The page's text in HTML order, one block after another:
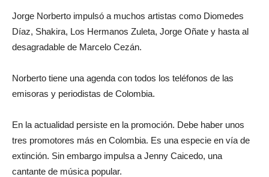
Jorge Norberto impulsó a muchos artistas como Diomedes
Díaz, Shakira, Los Hermanos Zuleta, Jorge Oñate y hasta al
desagradable de Marcelo Cezán.
Norberto tiene una agenda con todos los teléfonos de las
emisoras y periodistas de Colombia.
En la actualidad persiste en la promoción. Debe haber unos
tres promotores más en Colombia. Es una especie en vía de
extinción. Sin embargo impulsa a Jenny Caicedo, una
cantante de música popular.